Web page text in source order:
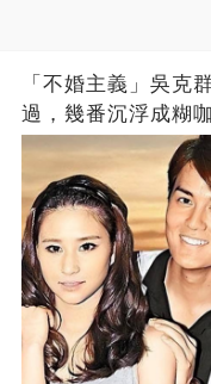
「不婚主義」吳克
過，幾番沉浮成糊咖